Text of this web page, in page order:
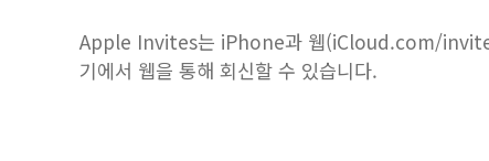
Apple Invites는 iPhone과 웹(iCloud.com/
기에서 웹을 통해 회신할 수 있습니다.